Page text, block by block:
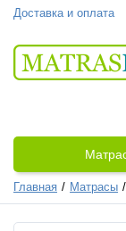
Доставка и оплата
Главная Матрасы